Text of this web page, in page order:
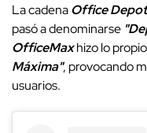
La cadenaOffice
pasó a denominarse
OfficeMaxhizo lo
Máxima", provocando
usuarios.